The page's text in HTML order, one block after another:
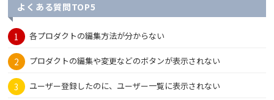
よくある質問TOP5
各プロダクトの編集方法が分からない
プロダクトの編集や変更などのボタンが表示されない
ユーザー登録したのに、ユーザー一覧に表示されない